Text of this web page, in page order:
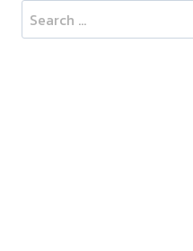
Search
for: